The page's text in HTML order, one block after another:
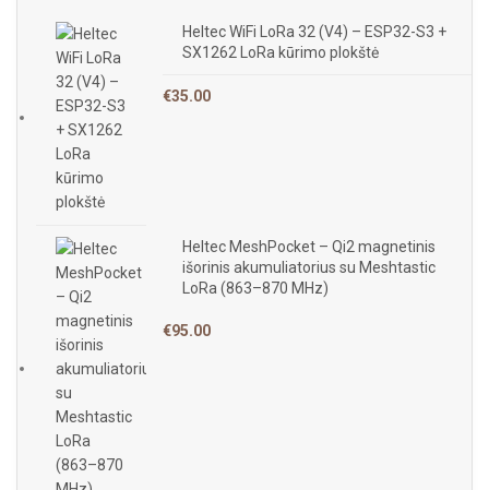
Heltec WiFi LoRa 32 (V4) – ESP32-S3 +
SX1262 LoRa kūrimo plokštė
€35.00
Heltec MeshPocket – Qi2 magnetinis
išorinis akumuliatorius su Meshtastic
LoRa (863–870 MHz)
€95.00